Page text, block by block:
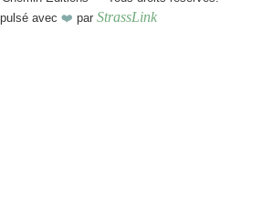
avec ❤️ par StrassLink